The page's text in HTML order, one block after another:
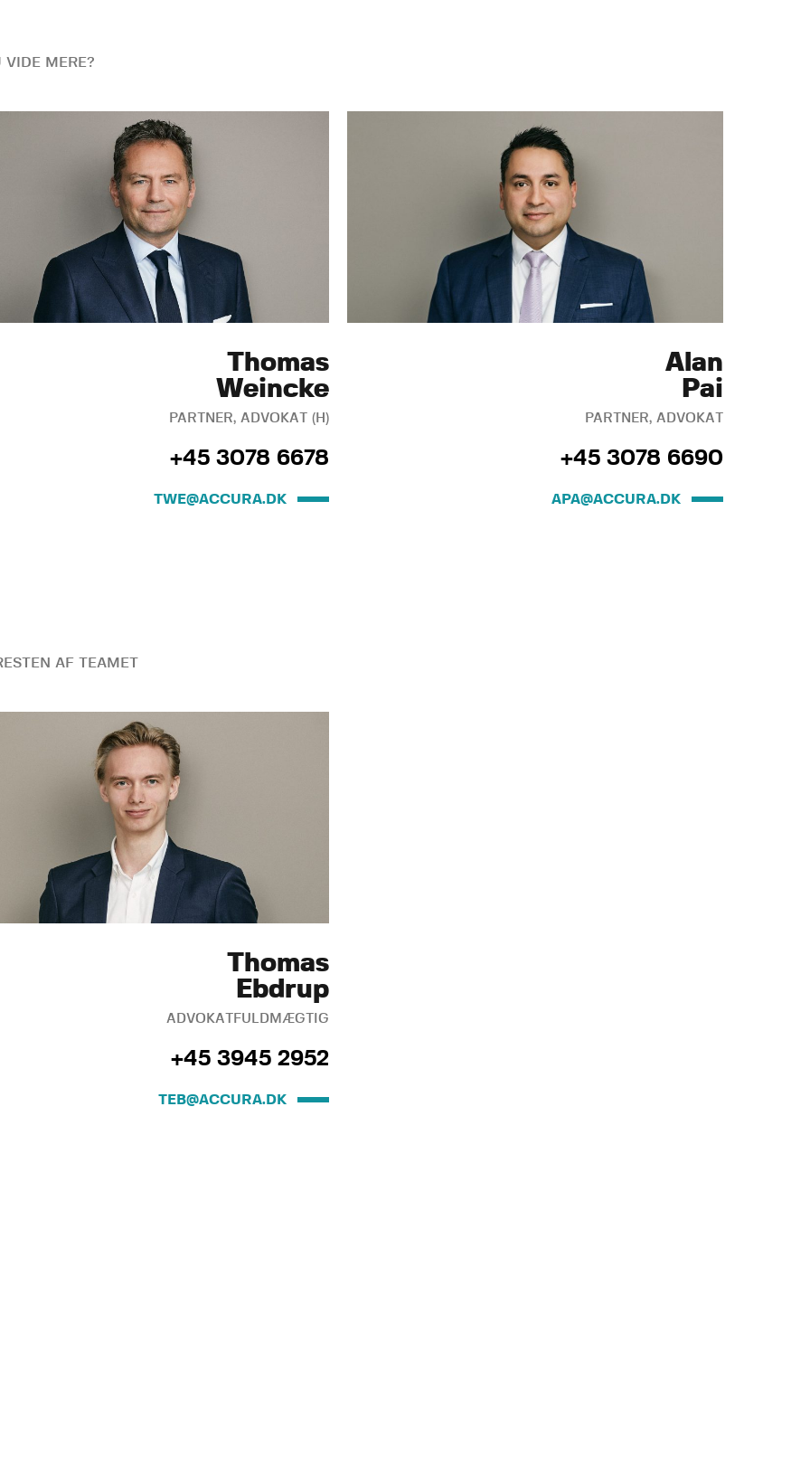
VIDE MERE?
Thomas
Weincke
PARTNER, ADVOKAT (H)
+45 3078 6678
TWE@ACCURA.DK
Alan
Pai
PARTNER, ADVOKAT
+45 3078 6690
APA@ACCURA.DK
AF TEAMET
Thomas
Ebdrup
ADVOKATFULDMÆGTIG
+45 3945 2952
TEB@ACCURA.DK